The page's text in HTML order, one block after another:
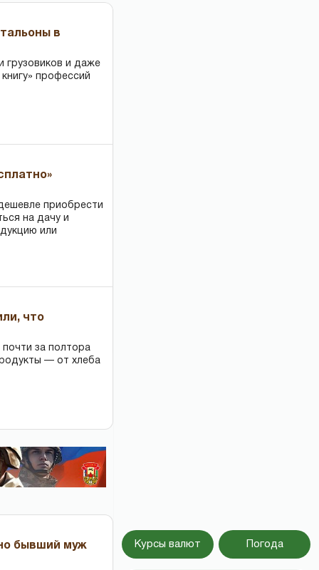
в
грузовиков и даже
профессий
приобрести
на дачу и
или
что
почти за полтора
— от хлеба
бывший муж Курсы валют Погода